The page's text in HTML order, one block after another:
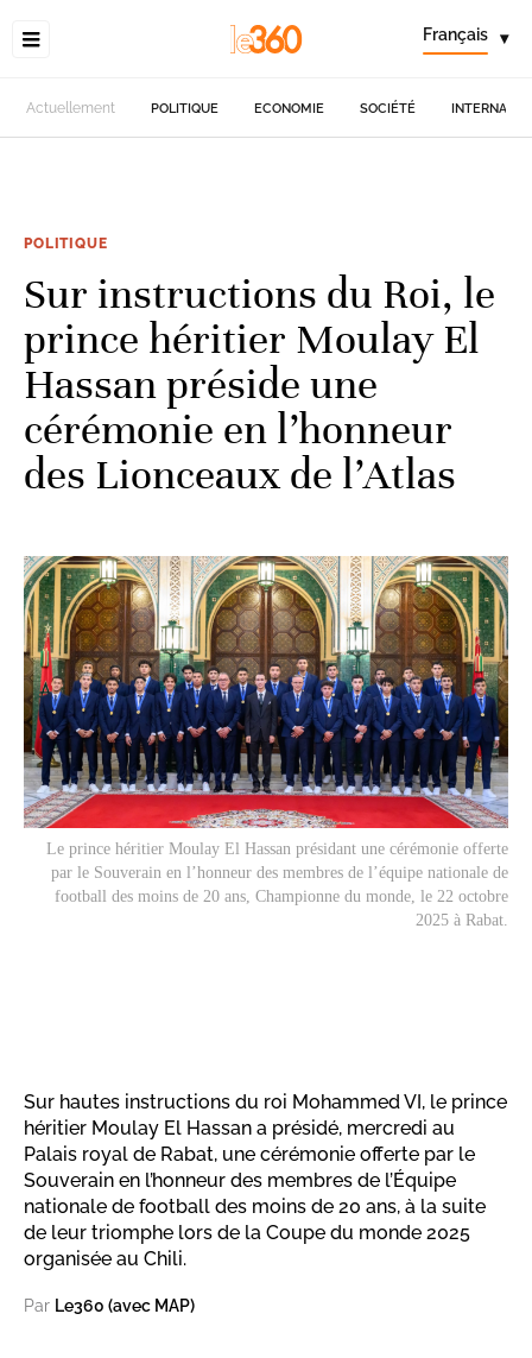
Français ▾
Actuellement POLITIQUE ECONOMIE SOCIÉTÉ
POLITIQUE
Sur instructions du Roi, le
prince héritier Moulay El
Hassan préside une
cérémonie en l’honneur
des Lionceaux de l’Atlas
Le prince héritier Moulay El Hassan présidant une cérémonie offerte
par le Souverain en l’honneur des membres de l’équipe nationale de
football des moins de 20 ans, Championne du monde, le 22 octobre
2025 à Rabat.
Sur hautes instructions du roi Mohammed VI, le prince
héritier Moulay El Hassan a présidé, mercredi au
Palais royal de Rabat, une cérémonie offerte par le
Souverain en l’honneur des membres de l’Équipe
nationale de football des moins de 20 ans, à la suite
de leur triomphe lors de la Coupe du monde 2025
organisée au Chili.
Par Le360 (avec MAP)